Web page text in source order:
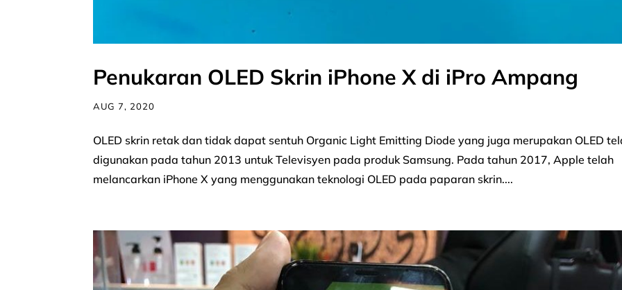
Penukaran OLED Skrin iPhone X di iPro Ampang
AUG 7, 2020
OLED skrin retak dan tidak dapat sentuh Organic Light Emitting Diode yang juga merupakan OLED
digunakan pada tahun 2013 untuk Televisyen pada produk Samsung. Pada tahun 2017, Apple telah
melancarkan iPhone X yang menggunakan teknologi OLED pada paparan skrin....